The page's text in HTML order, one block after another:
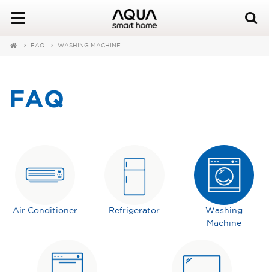
FAQ WASHING MACHINE
FAQ
Air Conditioner Refrigerator
Washing
Machine